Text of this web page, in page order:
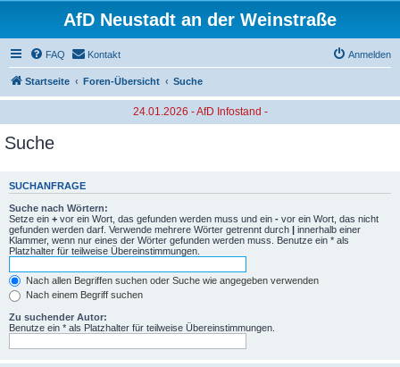
AfD Neustadt an der Weinstraße
FAQ Kontakt Anmelden
Startseite Foren-Übersicht Suche
24.01.2026 - AfD Infostand -
Suche
SUCHANFRAGE
Suche nach Wörtern:
Setze ein + vor ein Wort, das gefunden werden muss und ein - vor ein Wort, das nicht
gefunden werden darf. Verwende mehrere Wörter getrennt durch | innerhalb einer
Klammer, wenn nur eines der Wörter gefunden werden muss. Benutze ein * als
Platzhalter für teilweise Übereinstimmungen.
Nach allen Begriffen suchen oder Suche wie angegeben verwenden
Nach einem Begriff suchen
Zu suchender Autor:
Benutze ein * als Platzhalter für teilweise Übereinstimmungen.